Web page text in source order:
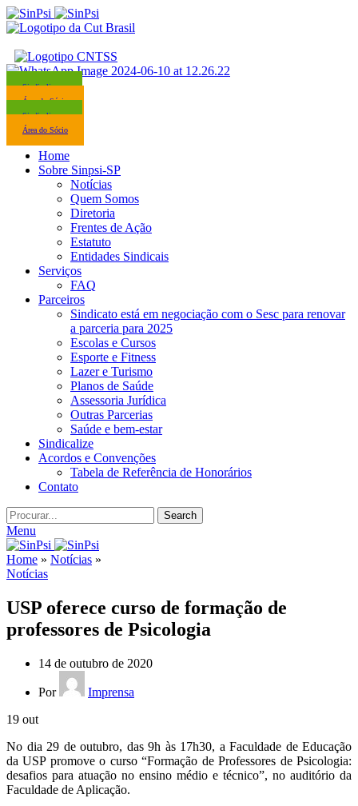
Sindicalize-se
Área do Sócio
Sindicalize-se
Área do Sócio
Home
Sobre Sinpsi-SP
Notícias
Quem Somos
Diretoria
Frentes de Ação
Estatuto
Entidades Sindicais
Serviços
FAQ
Parceiros
Sindicato está em negociação com o Sesc para renovar
a parceria para 2025
Escolas e Cursos
Esporte e Fitness
Lazer e Turismo
Planos de Saúde
Assessoria Jurídica
Outras Parcerias
Saúde e bem-estar
Sindicalize
Acordos e Convenções
Tabela de Referência de Honorários
Contato
Search
Menu
Home » Notícias »
Notícias
USP oferece curso de formação de
professores de Psicologia
14 de outubro de 2020
Por
Imprensa
19 out
No dia 29 de outubro, das 9h às 17h30, a Faculdade de Educação
da USP promove o curso “Formação de Professores de Psicologia:
desafios para atuação no ensino médio e técnico”, no auditório da
Faculdade de Aplicação.